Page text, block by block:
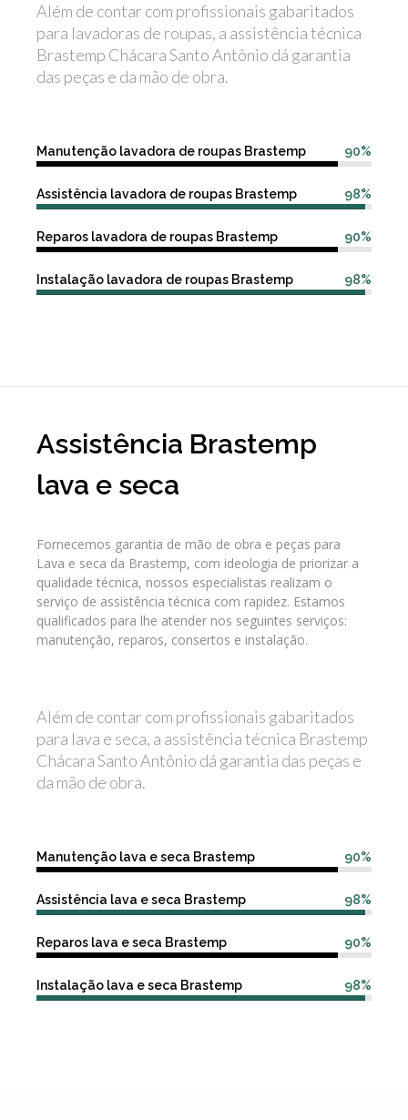
Além de contar com profissionais gabaritados
para lavadoras de roupas, a assistência técnica
Brastemp Chácara Santo Antônio dá garantia
das peças e da mão de obra.
90%
Manutenção lavadora de roupas Brastemp
98%
Assistência lavadora de roupas Brastemp
90%
Reparos lavadora de roupas Brastemp
98%
Instalação lavadora de roupas Brastemp
Assistência Brastemp
lava e seca
Fornecemos garantia de mão de obra e peças para
Lava e seca da Brastemp, com ideologia de priorizar a
qualidade técnica, nossos especialistas realizam o
serviço de assistência técnica com rapidez. Estamos
qualificados para lhe atender nos seguintes serviços:
manutenção, reparos, consertos e instalação.
Além de contar com profissionais gabaritados
para lava e seca, a assistência técnica Brastemp
Chácara Santo Antônio dá garantia das peças e
da mão de obra.
90%
Manutenção lava e seca Brastemp
98%
Assistência lava e seca Brastemp
90%
Reparos lava e seca Brastemp
98%
Instalação lava e seca Brastemp